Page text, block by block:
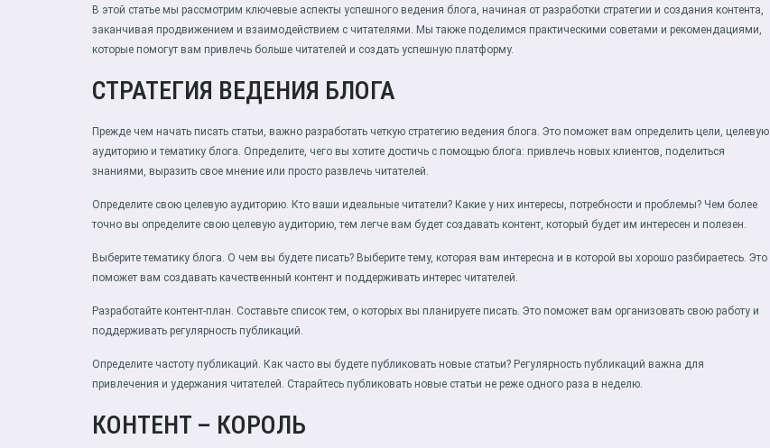
В этой статье мы рассмотрим ключевые аспекты успешного ведения блога, начиная от разработки стратегии и создания контента,
заканчивая продвижением и взаимодействием с читателями. Мы также поделимся практическими советами и рекомендациями,
которые помогут вам привлечь больше читателей и создать успешную платформу.
СТРАТЕГИЯ ВЕДЕНИЯ БЛОГА
Прежде чем начать писать статьи, важно разработать четкую стратегию ведения блога. Это поможет вам определить цели, целевую
аудиторию и тематику блога. Определите, чего вы хотите достичь с помощью блога: привлечь новых клиентов, поделиться
знаниями, выразить свое мнение или просто развлечь читателей.
Определите свою целевую аудиторию. Кто ваши идеальные читатели? Какие у них интересы, потребности и проблемы? Чем более
точно вы определите свою целевую аудиторию, тем легче вам будет создавать контент, который будет им интересен и полезен.
Выберите тематику блога. О чем вы будете писать? Выберите тему, которая вам интересна и в которой вы хорошо разбираетесь. Это
поможет вам создавать качественный контент и поддерживать интерес читателей.
Разработайте контент-план. Составьте список тем, о которых вы планируете писать. Это поможет вам организовать свою работу и
поддерживать регулярность публикаций.
Определите частоту публикаций. Как часто вы будете публиковать новые статьи? Регулярность публикаций важна для
привлечения и удержания читателей. Старайтесь публиковать новые статьи не реже одного раза в неделю.
КОНТЕНТ – КОРОЛЬ